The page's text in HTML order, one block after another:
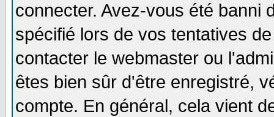
connecter. Avez-vous été banni
spécifié lors de vos tentatives
contacter le webmaster ou
êtes bien sûr d'être enregistré,
compte. En général, cela vient